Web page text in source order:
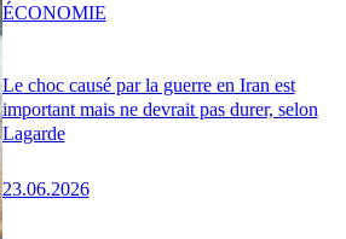
Le choc causé par la guerre en Iran est
important mais ne devrait pas durer, selon
Lagarde
23.06.2026
ÉCONOMIE